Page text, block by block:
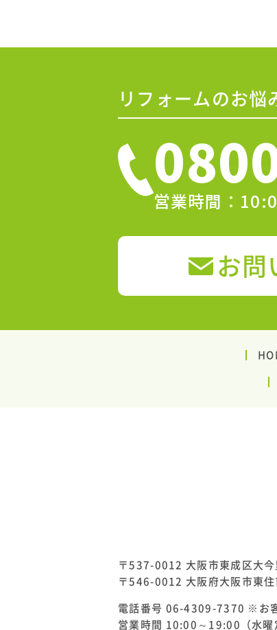
リフォームのお悩
営業時間：
お問
〒537-0012 大阪市東成区大
〒546-0012 大阪府大阪市東
電話番号 06-4309-7370 ※お
営業時間 10:00～19:00（水曜